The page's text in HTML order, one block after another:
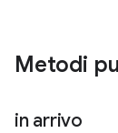
Metodi
in arrivo